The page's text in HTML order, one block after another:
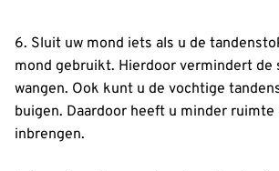
6. Sluit uw mond iets als u de
mond gebruikt. Hierdoor vermindert de
wangen. Ook kunt u de vochtige
buigen. Daardoor heeft u minder
inbrengen.